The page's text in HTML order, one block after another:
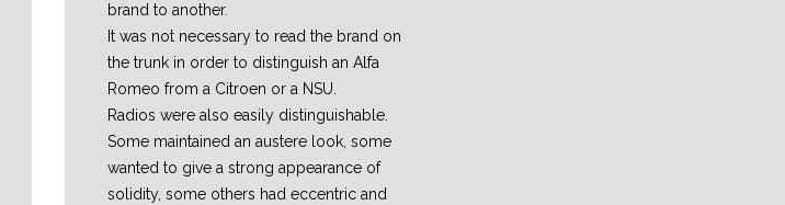
brand to another.
It was not necessary to read the brand on
the trunk in order to distinguish an Alfa
Romeo from a Citroen or a NSU.
Radios were also easily distinguishable.
Some maintained an austere look, some
wanted to give a strong appearance of
solidity, some others had eccentric and